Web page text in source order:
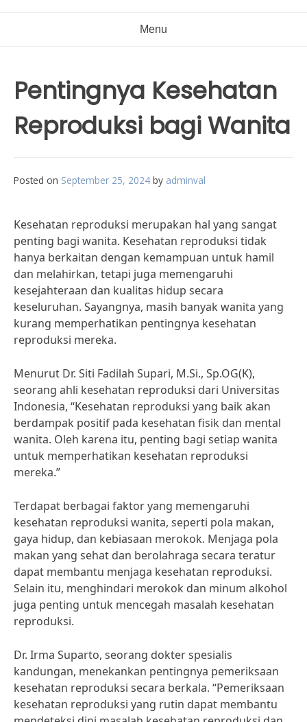
Menu
Pentingnya Kesehatan
Reproduksi bagi Wanita
Posted on September 25, 2024 by adminval
Kesehatan reproduksi merupakan hal yang sangat
penting bagi wanita. Kesehatan reproduksi tidak
hanya berkaitan dengan kemampuan untuk hamil
dan melahirkan, tetapi juga memengaruhi
kesejahteraan dan kualitas hidup secara
keseluruhan. Sayangnya, masih banyak wanita yang
kurang memperhatikan pentingnya kesehatan
reproduksi mereka.
Menurut Dr. Siti Fadilah Supari, M.Si., Sp.OG(K),
seorang ahli kesehatan reproduksi dari Universitas
Indonesia, “Kesehatan reproduksi yang baik akan
berdampak positif pada kesehatan fisik dan mental
wanita. Oleh karena itu, penting bagi setiap wanita
untuk memperhatikan kesehatan reproduksi
mereka.”
Terdapat berbagai faktor yang memengaruhi
kesehatan reproduksi wanita, seperti pola makan,
gaya hidup, dan kebiasaan merokok. Menjaga pola
makan yang sehat dan berolahraga secara teratur
dapat membantu menjaga kesehatan reproduksi.
Selain itu, menghindari merokok dan minum alkohol
juga penting untuk mencegah masalah kesehatan
reproduksi.
Dr. Irma Suparto, seorang dokter spesialis
kandungan, menekankan pentingnya pemeriksaan
kesehatan reproduksi secara berkala. “Pemeriksaan
kesehatan reproduksi yang rutin dapat membantu